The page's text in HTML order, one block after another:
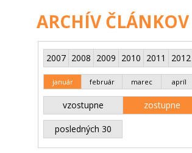
ARCHÍV ČLÁNKOV
2007 2008 2009 2010 2011 2012
január február marec apríl
vzostupne zostupne
posledných 30